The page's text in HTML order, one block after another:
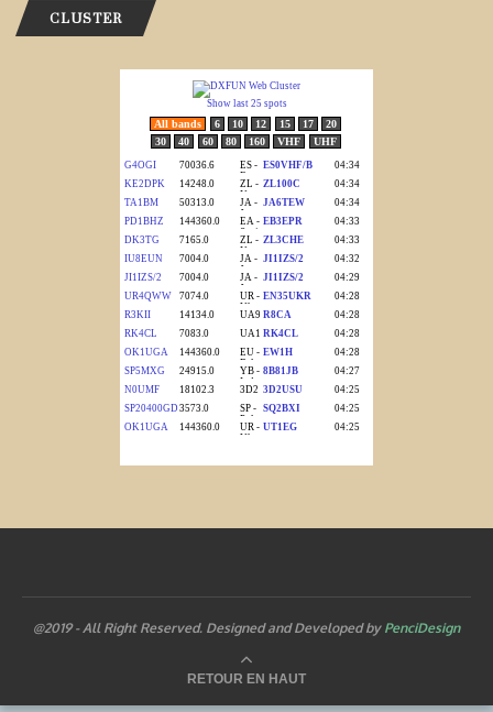
CLUSTER
@2019 - All Right Reserved. Designed and Developed by PenciDesign
RETOUR EN HAUT